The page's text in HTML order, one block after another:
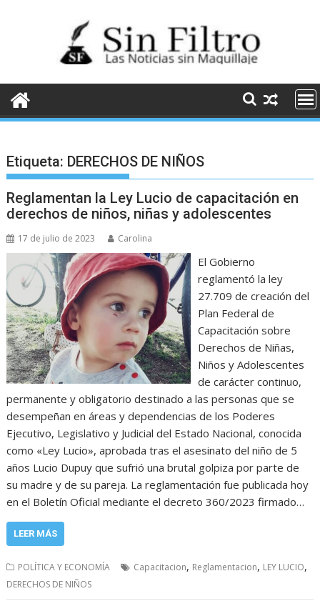
Etiqueta: DERECHOS DE NIÑOS
Reglamentan la Ley Lucio de capacitación en
derechos de niños, niñas y adolescentes
17 de julio de 2023 Carolina
El Gobierno
reglamentó la ley
27.709 de creación del
Plan Federal de
Capacitación sobre
Derechos de Niñas,
Niños y Adolescentes
de carácter continuo,
permanente y obligatorio destinado a las personas que se
desempeñan en áreas y dependencias de los Poderes
Ejecutivo, Legislativo y Judicial del Estado Nacional, conocida
como «Ley Lucio», aprobada tras el asesinato del niño de 5
años Lucio Dupuy que sufrió una brutal golpiza por parte de
su madre y de su pareja. La reglamentación fue publicada hoy
en el Boletín Oficial mediante el decreto 360/2023 firmado…
LEER MÁS
POLÍTICA Y ECONOMÍA Capacitacion, Reglamentacion, LEY LUCIO,
DERECHOS DE NIÑOS